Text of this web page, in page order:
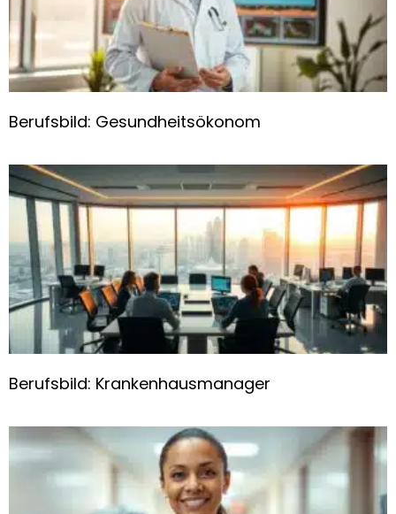
Berufsbild: Gesundheitsökonom
Berufsbild: Krankenhausmanager